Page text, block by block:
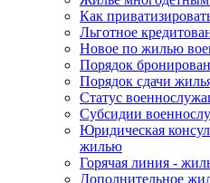
Как
Льготное
Новое по жилью
Порядок
Порядок сдачи
Статус
Субсидии
Юридическая
жилью
Горячая линия -
Дополнительное